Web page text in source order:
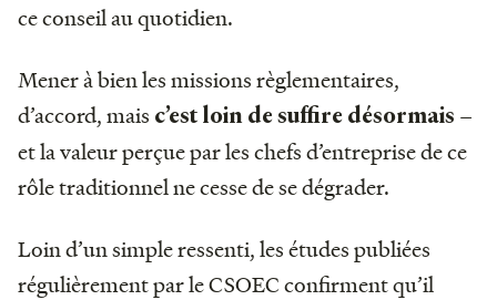
ce conseil au quotidien.
Mener à bien les missions règlementaires,
d’accord, mais c’est loin de suffire désormais –
et la valeur perçue par les chefs d’entreprise de ce
rôle traditionnel ne cesse de se dégrader.
Loin d’un simple ressenti, les études publiées
régulièrement par le CSOEC confirment qu’il